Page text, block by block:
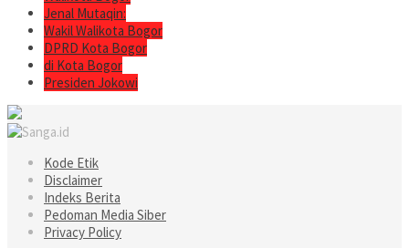
Jenal Mutaqin:
Wakil Walikota Bogor
DPRD Kota Bogor
di Kota Bogor
Presiden Jokowi
Kode Etik
Disclaimer
Indeks Berita
Pedoman Media Siber
Privacy Policy